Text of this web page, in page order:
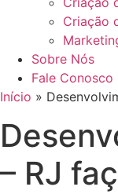
Criação
Sobre Nós
Fale Conosco
Início »
– RJ